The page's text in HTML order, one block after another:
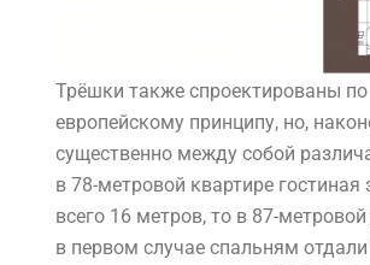
Трёшки также спроектированы по
европейскому принципу, но,
существенно между собой
в 78-метровой квартире гостиная
всего 16 метров, то в 87-
в первом случае спальням отдали